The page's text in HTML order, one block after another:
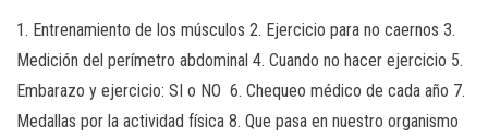
1. Entrenamiento de los músculos 2. Ejercicio para no caernos 3.
Medición del perímetro abdominal 4. Cuando no hacer ejercicio 5.
Embarazo y ejercicio: SI o NO 6. Chequeo médico de cada año 7.
Medallas por la actividad física 8. Que pasa en nuestro organismo